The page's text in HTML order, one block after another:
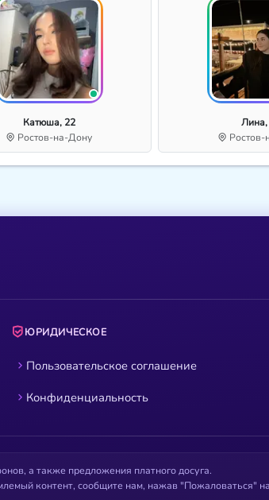
Катюша, 22
Ростов-на-Дону
Лина,
ЮРИДИЧЕСКОЕ
Пользовательское соглашение
Конфиденциальность
а также предложения платного досуга.
контент, сообщите нам, нажав "Пожаловаться"